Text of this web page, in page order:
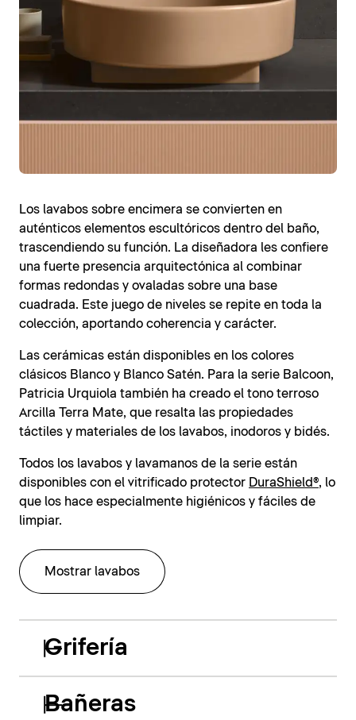
Los lavabos sobre encimera se convierten en
auténticos elementos escultóricos dentro del baño,
trascendiendo su función. La diseñadora les confiere
una fuerte presencia arquitectónica al combinar
formas redondas y ovaladas sobre una base
cuadrada. Este juego de niveles se repite en toda la
colección, aportando coherencia y carácter.
Las cerámicas están disponibles en los colores
clásicos Blanco y Blanco Satén. Para la serie Balcoon,
Patricia Urquiola también ha creado el tono terroso
Arcilla Terra Mate, que resalta las propiedades
táctiles y materiales de los lavabos, inodoros y bidés.
Todos los lavabos y lavamanos de la serie están
disponibles con el vitrificado protector DuraShield®, lo
que los hace especialmente higiénicos y fáciles de
limpiar.
Mostrar lavabos
Grifería
Bañeras